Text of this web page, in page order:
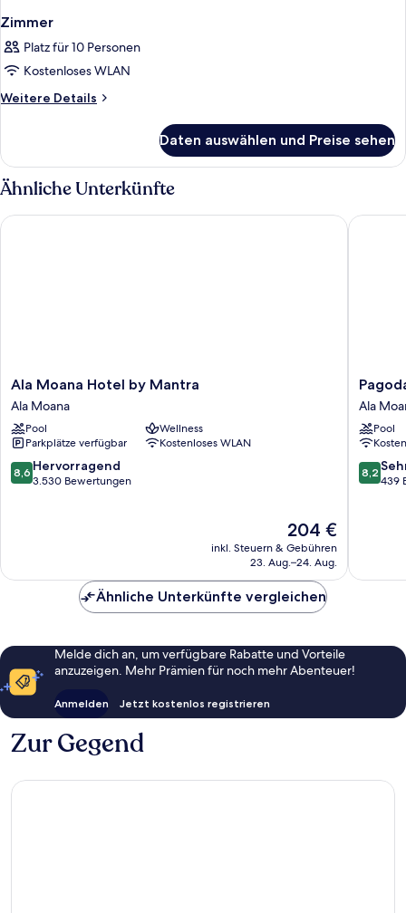
Zimmer
Platz für 10 Personen
Kostenloses WLAN
Weitere Details
Weitere
Daten auswählen und Preise sehen
Ähnliche Unterkünfte
Ala
Moana
Hotel
by
Mantra
Ala
Moana
Ala Moana Hotel by Mantra
Ala Moana
Pool
Wellness
Parkplätze verfügbar
Kostenloses WLAN
8.6
von
8,6 Hervorragend
3.530 Bewertungen
Der
Preis
beträgt
204 €
inkl. Steuern & Gebühren
23. Aug.–24. Aug.
Ala Moana Hotel by Mantra
Pagoda
Hotel
Ala
Moana
Ala
Pool
8.2
von
8,2
439
Pagoda
Ähnliche Unterkünfte vergleichen
Melde dich an, um verfügbare Rabatte und Vorteile
anzuzeigen. Mehr Prämien für noch mehr Abenteuer!
Anmelden Jetzt kostenlos registrieren
Zur Gegend